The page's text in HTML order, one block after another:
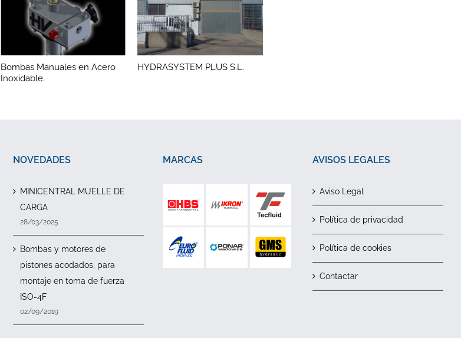
Bombas Manuales en Acero
Inoxidable.
HYDRASYSTEM PLUS S.L.
NOVEDADES
MINICENTRAL MUELLE DE
CARGA
28/03/2025
Bombas y motores de
pistones acodados, para
montaje en toma de fuerza
ISO-4F
02/09/2019
MARCAS AVISOS LEGALES
Aviso Legal
Política de privacidad
Política de cookies
Contactar